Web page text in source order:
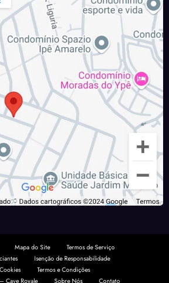
Mapa do Site
Termos de Serviço
Isenção de Responsabilidade
Termos e Condições
Cave Royale
Sobre Nós Contato